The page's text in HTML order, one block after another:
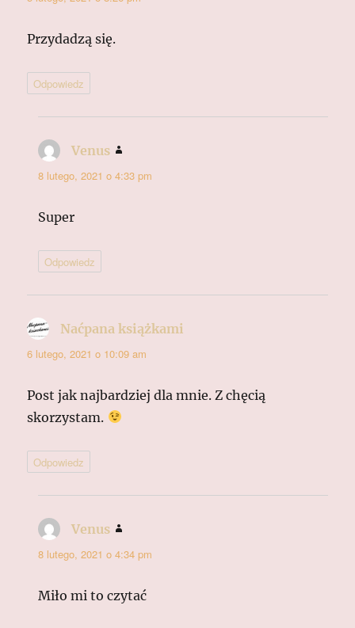
Przydadzą się.
Odpowiedz
Venus
8 lutego, 2021 o 4:33 pm
Super
Odpowiedz
Naćpana książkami
6 lutego, 2021 o 10:09 am
Post jak najbardziej dla mnie. Z chęcią
skorzystam.
Odpowiedz
Venus
8 lutego, 2021 o 4:34 pm
Miło mi to czytać